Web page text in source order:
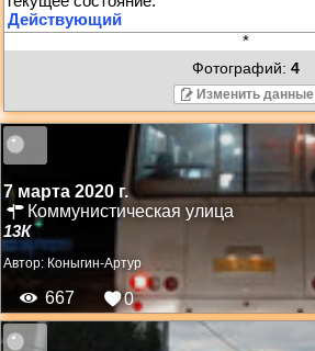
*
Фотографий: 4
Изменить данные
7 марта 2020 г.
Коммунистическая улица
13К
Автор: Коныгин-Артур
667 0